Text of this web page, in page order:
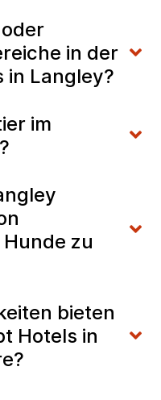
in der
in Langley?
im
zu
bieten
Hotels in